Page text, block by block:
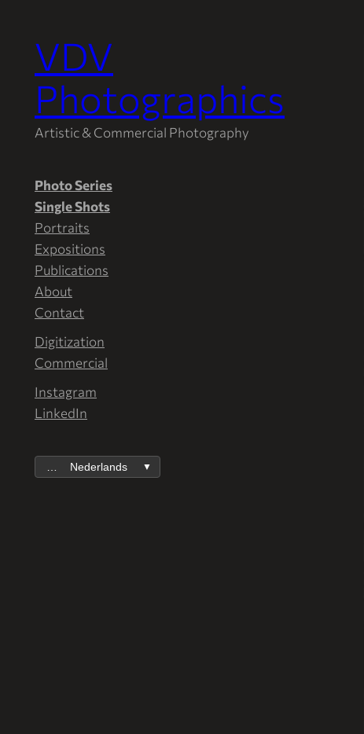
Spring
naar
de
VDV
Photographics
Artistic & Commercial Photography
Photo Series
Single Shots
Portraits
Expositions
Publications
About
Contact
Digitization
Commercial
Instagram
LinkedIn
Nederlands ▼